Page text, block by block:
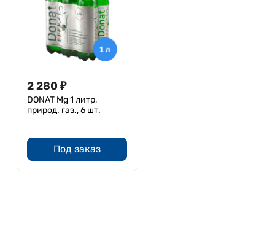
2 280 ₽
DONAT Mg 1 литр,
природ. газ., 6 шт.
Под заказ